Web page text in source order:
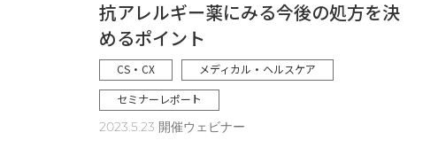
抗アレルギー薬にみる今後の処方を決
めるポイント
CS・CX
メディカル・ヘルスケア
セミナーレポート
2023.5.23 開催ウェビナー